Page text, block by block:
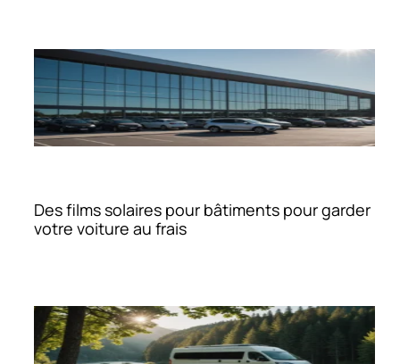
Des films solaires pour bâtiments pour garder
votre voiture au frais